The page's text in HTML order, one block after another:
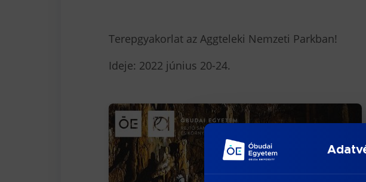
Terepgyakorlat az Aggteleki Nemzeti Parkban!
Ideje: 2022 június 20-24.